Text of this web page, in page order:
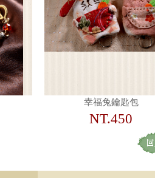
幸福兔鑰匙包
NT.450